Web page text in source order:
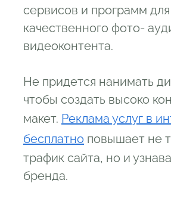
сервисов и программ
качественного фото-
видеоконтента.
Не придется нанимать
чтобы создать высоко
макет. Реклама услуг в
бесплатно повышает не
трафик сайта, но и
бренда.